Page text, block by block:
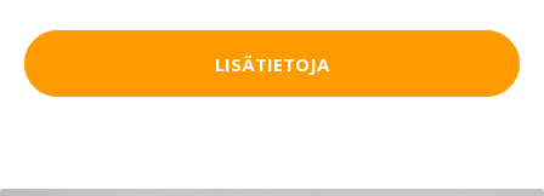
LISÄTIETOJA